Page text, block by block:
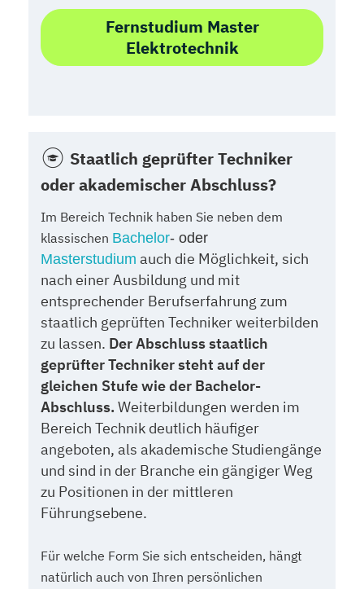
Fernstudium Master
Elektrotechnik
Staatlich geprüfter Techniker
oder akademischer Abschluss?
Im Bereich Technik haben Sie neben dem
klassischen Bachelor- oder
Masterstudium auch die Möglichkeit, sich
nach einer Ausbildung und mit
entsprechender Berufserfahrung zum
staatlich geprüften Techniker weiterbilden
zu lassen. Der Abschluss staatlich
geprüfter Techniker steht auf der
gleichen Stufe wie der Bachelor-
Abschluss. Weiterbildungen werden im
Bereich Technik deutlich häufiger
angeboten, als akademische Studiengänge
und sind in der Branche ein gängiger Weg
zu Positionen in der mittleren
Führungsebene.
Für welche Form Sie sich entscheiden, hängt
natürlich auch von Ihren persönlichen